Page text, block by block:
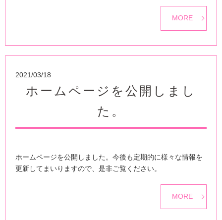
MORE
2021/03/18
ホームページを公開しまし
た。
ホームページを公開しました。今後も定期的に様々な情報を
更新してまいりますので、是非ご覧ください。
MORE